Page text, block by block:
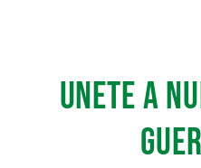
UNETE A